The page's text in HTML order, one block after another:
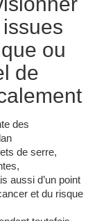
ou
de
des
de serre,
aussi d’un point
et du risque